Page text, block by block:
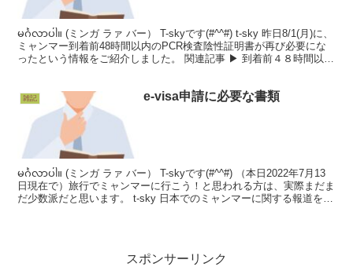
မင်္ဂလာပါ။ (ミンガ ラァ バー） T-skyです(#^^#) t-sky 昨日8/1(月)に、
ミャンマー到着前48時間以内のPCR検査陰性証明書が再び必要にな
ったという情報をご紹介しました。 関連記事 ▶︎ 到着前４８時間以内
雑記 e-visa申請に必要な書類
မင်္ဂလာပါ။ (ミンガ ラァ バー） T-skyです(#^^#) （本日2022年7月13
日現在で）旅行でミャンマーに行こう！と思われる方は、実際まだま
だ少数派だと思います。 t-sky 日本でのミャンマーに関する報道を観
スポンサーリンク